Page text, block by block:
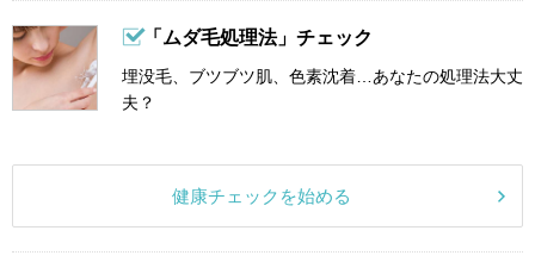
「ムダ毛処理法」チェック
埋没毛、ブツブツ肌、色素沈着…あなたの処理法大丈
夫？
健康チェックを始める